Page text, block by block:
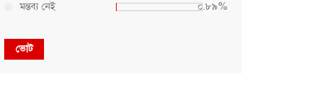
মন্তব্য নেই ০.৮৯%
ভোট